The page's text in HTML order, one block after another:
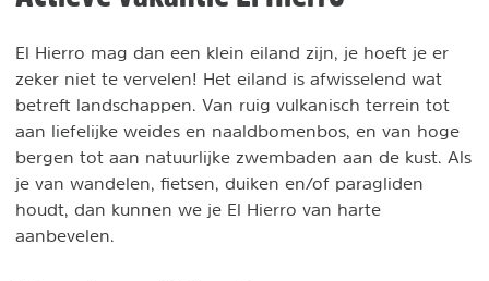
El Hierro mag dan een klein eiland zijn, je hoeft je er
zeker niet te vervelen! Het eiland is afwisselend wat
betreft landschappen. Van ruig vulkanisch terrein tot
aan liefelijke weides en naaldbomenbos, en van hoge
bergen tot aan natuurlijke zwembaden aan de kust. Als
je van wandelen, fietsen, duiken en/of paragliden
houdt, dan kunnen we je El Hierro van harte
aanbevelen.